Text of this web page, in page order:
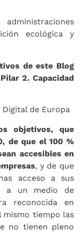
ecológica y
de este Blog
2. Capacidad
Digital de Europa
objetivos, que
de que el 100 %
accesibles en
, y de que
acceso a sus
a un medio de
reconocida en
mismo tiempo las
no tienen pleno